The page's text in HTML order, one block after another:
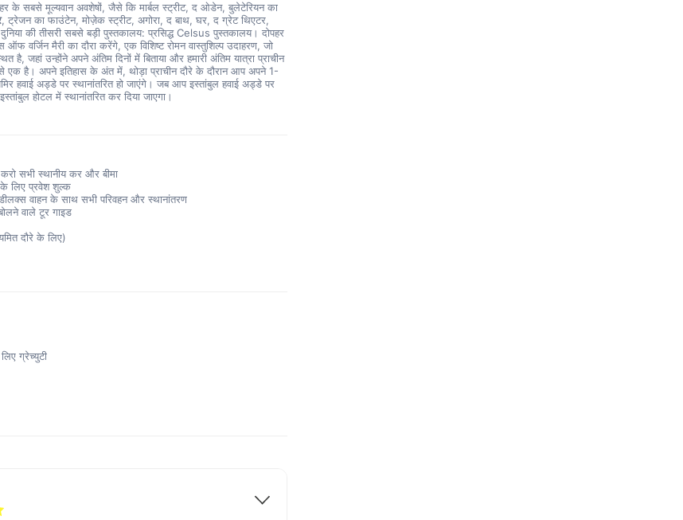
के सबसे मूल्यवान अवशेषों, जैसे कि मार्बल स्ट्रीट, द ओडेन, बुलेटेरियन का
, ट्रेजन का फाउंटेन, मोज़ेक स्ट्रीट, अगोरा, द बाथ, घर, द ग्रेट थिएटर,
दुनिया की तीसरी सबसे बड़ी पुस्तकालय: प्रसिद्ध Celsus पुस्तकालय। दोपहर
वर्जिन मैरी का दौरा करेंगे, एक विशिष्ट रोमन वास्तुशिल्प उदाहरण, जो
है, जहां उन्होंने अपने अंतिम दिनों में बिताया और हमारी अंतिम यात्रा प्राचीन
एक है। अपने इतिहास के अंत में, थोड़ा प्राचीन दौरे के दौरान आप अपने 1-
हवाई अड्डे पर स्थानांतरित हो जाएंगे। जब आप इस्तांबुल हवाई अड्डे पर
होटल में स्थानांतरित कर दिया जाएगा।
सभी स्थानीय कर और बीमा
लिए प्रवेश शुल्क
वाहन के साथ सभी परिवहन और स्थानांतरण
वाले टूर गाइड
दौरे के लिए)
ग्रेच्युटी